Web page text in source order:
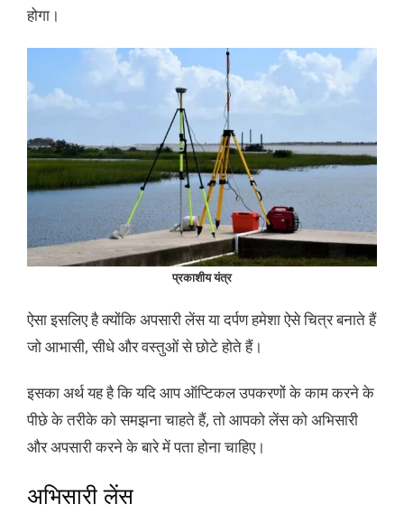
होगा।
प्रकाशीय यंत्र
ऐसा इसलिए है क्योंकि अपसारी लेंस या दर्पण हमेशा ऐसे चित्र बनाते हैं
जो आभासी, सीधे और वस्तुओं से छोटे होते हैं।
इसका अर्थ यह है कि यदि आप ऑप्टिकल उपकरणों के काम करने के
पीछे के तरीके को समझना चाहते हैं, तो आपको लेंस को अभिसारी
और अपसारी करने के बारे में पता होना चाहिए।
अभिसारी लेंस